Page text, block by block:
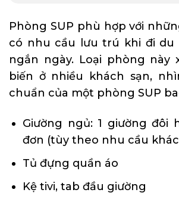
Phòng SUP phù hợp với
có nhu cầu lưu trú khi đi du
ngắn ngày. Loại phòng này
biến ở nhiều khách sạn,
chuẩn của một phòng SUP
Giường ngủ: 1 giường đôi
đơn (tùy theo nhu cầu
Tủ đựng quần áo
Kệ tivi, tab đầu giường